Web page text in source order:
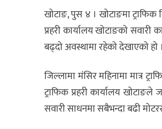
खोटाङ, पुस ४ । खोटाङमा
प्रहरी कार्यालय खोटाङको
बढ्दो अवस्थामा रहेको देखाएको हो ।
जिल्लामा मंसिर महिनामा मात्र
ट्राफिक प्रहरी कार्यालय
सवारी साधनमा सबैभन्दा बढी